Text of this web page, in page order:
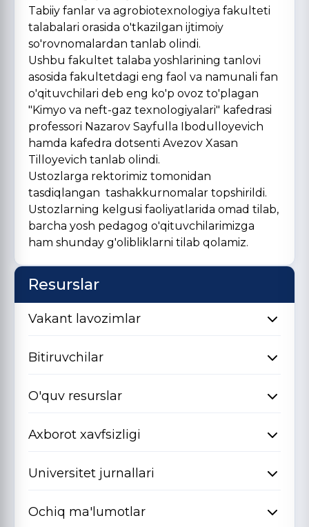
Tabiiy fanlar va agrobiotexnologiya fakulteti
talabalari orasida o'tkazilgan ijtimoiy
so'rovnomalardan tanlab olindi.
Ushbu fakultet talaba yoshlarining tanlovi
asosida fakultetdagi eng faol va namunali fan
o'qituvchilari deb eng ko'p ovoz to'plagan
"Kimyo va neft-gaz texnologiyalari" kafedrasi
professori Nazarov Sayfulla Ibodulloyevich
hamda kafedra dotsenti Avezov Xasan
Tilloyevich tanlab olindi.
Ustozlarga rektorimiz tomonidan
tasdiqlangan tashakkurnomalar topshirildi.
Ustozlarning kelgusi faoliyatlarida omad tilab,
barcha yosh pedagog o'qituvchilarimizga
ham shunday g'olibliklarni tilab qolamiz.
Resurslar
Vakant lavozimlar
Bitiruvchilar
O'quv resurslar
Axborot xavfsizligi
Universitet jurnallari
Ochiq ma'lumotlar